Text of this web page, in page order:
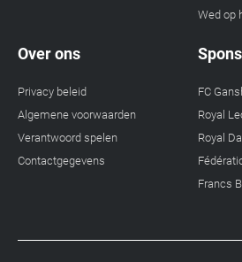
Wed op
Over ons
Privacy beleid
Algemene voorwaarden
Verantwoord spelen
Contactgegevens
FC
Royal
Royal
Francs